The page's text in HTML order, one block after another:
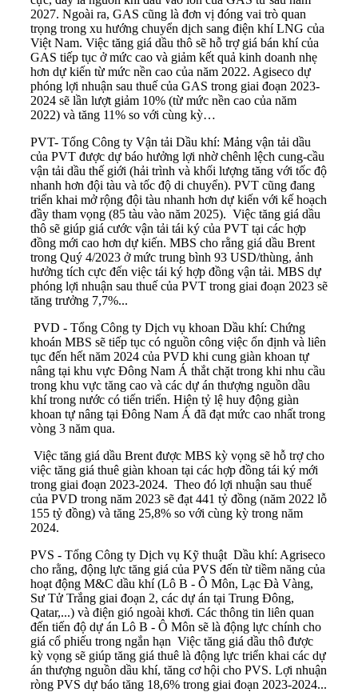
2027. Ngoài ra, GAS cũng là đơn vị đóng vai trò quan
trọng trong xu hướng chuyển dịch sang điện khí LNG của
Việt Nam. Việc tăng giá dầu thô sẽ hỗ trợ giá bán khí của
GAS tiếp tục ở mức cao và giảm kết quả kinh doanh nhẹ
hơn dự kiến từ mức nền cao của năm 2022. Agiseco dự
phóng lợi nhuận sau thuế của GAS trong giai đoạn 2023-
2024 sẽ lần lượt giảm 10% (từ mức nền cao của năm
2022) và tăng 11% so với cùng kỳ…
PVT- Tổng Công ty Vận tải Dầu khí: Mảng vận tải dầu
của PVT được dự báo hưởng lợi nhờ chênh lệch cung-cầu
vận tải dầu thế giới (hải trình và khối lượng tăng với tốc độ
nhanh hơn đội tàu và tốc độ di chuyển). PVT cũng đang
triển khai mở rộng đội tàu nhanh hơn dự kiến với kế hoạch
đầy tham vọng (85 tàu vào năm 2025). Việc tăng giá dầu
thô sẽ giúp giá cước vận tải tái ký của PVT tại các hợp
đồng mới cao hơn dự kiến. MBS cho rằng giá dầu Brent
trong Quý 4/2023 ở mức trung bình 93 USD/thùng, ảnh
hưởng tích cực đến việc tái ký hợp đồng vận tải. MBS dự
phóng lợi nhuận sau thuế của PVT trong giai đoạn 2023 sẽ
tăng trưởng 7,7%...
PVD - Tổng Công ty Dịch vụ khoan Dầu khí: Chứng
khoán MBS sẽ tiếp tục có nguồn công việc ổn định và liên
tục đến hết năm 2024 của PVD khi cung giàn khoan tự
nâng tại khu vực Đông Nam Á thắt chặt trong khi nhu cầu
trong khu vực tăng cao và các dự án thượng nguồn dầu
khí trong nước có tiến triển. Hiện tỷ lệ huy động giàn
khoan tự nâng tại Đông Nam Á đã đạt mức cao nhất trong
vòng 3 năm qua.
Việc tăng giá dầu Brent được MBS kỳ vọng sẽ hỗ trợ cho
việc tăng giá thuê giàn khoan tại các hợp đồng tái ký mới
trong giai đoạn 2023-2024. Theo đó lợi nhuận sau thuế
của PVD trong năm 2023 sẽ đạt 441 tỷ đồng (năm 2022 lỗ
155 tỷ đồng) và tăng 25,8% so với cùng kỳ trong năm
2024.
PVS - Tổng Công ty Dịch vụ Kỹ thuật Dầu khí: Agriseco
cho rằng, động lực tăng giá của PVS đến từ tiềm năng của
hoạt động M&C dầu khí (Lô B - Ô Môn, Lạc Đà Vàng,
Sư Tử Trắng giai đoạn 2, các dự án tại Trung Đông,
Qatar,...) và điện gió ngoài khơi. Các thông tin liên quan
đến tiến độ dự án Lô B - Ô Môn sẽ là động lực chính cho
giá cổ phiếu trong ngắn hạn Việc tăng giá dầu thô được
kỳ vọng sẽ giúp tăng giá thuê là động lực triển khai các dự
án thượng nguồn dầu khí, tăng cơ hội cho PVS. Lợi nhuận
ròng PVS dự báo tăng 18,6% trong giai đoạn 2023-2024...